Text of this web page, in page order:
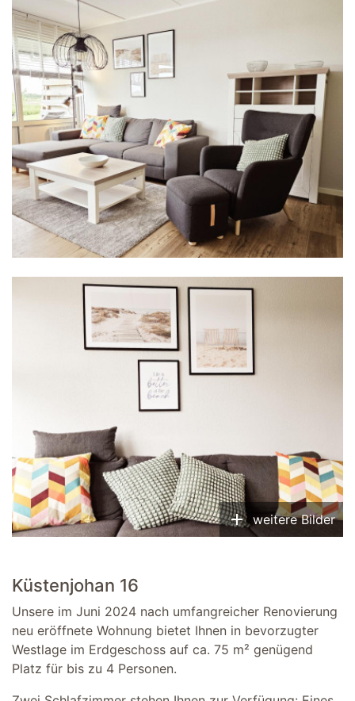
add weitere Bilder
Küstenjohan 16
Unsere im Juni 2024 nach umfangreicher Renovierung
neu eröffnete Wohnung bietet Ihnen in bevorzugter
Westlage im Erdgeschoss auf ca. 75 m² genügend
Platz für bis zu 4 Personen.